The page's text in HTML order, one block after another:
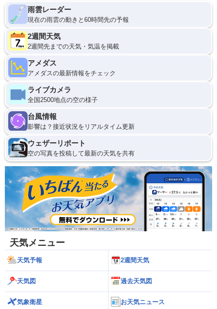
雨雲レーダー
現在の雨雲の動きと60時間先の予報
2週間天気
2週間先までの天気・気温を掲載
アメダス
アメダスの最新情報をチェック
ライブカメラ
全国2500地点の空の様子
台風情報
影響は？接近状況をリアルタイム更新
ウェザーリポート
空の写真を投稿して最新の天気を共有
天気メニュー
天気予報 2週間天気
天気図 過去天気図
気象衛星 お天気ニュース